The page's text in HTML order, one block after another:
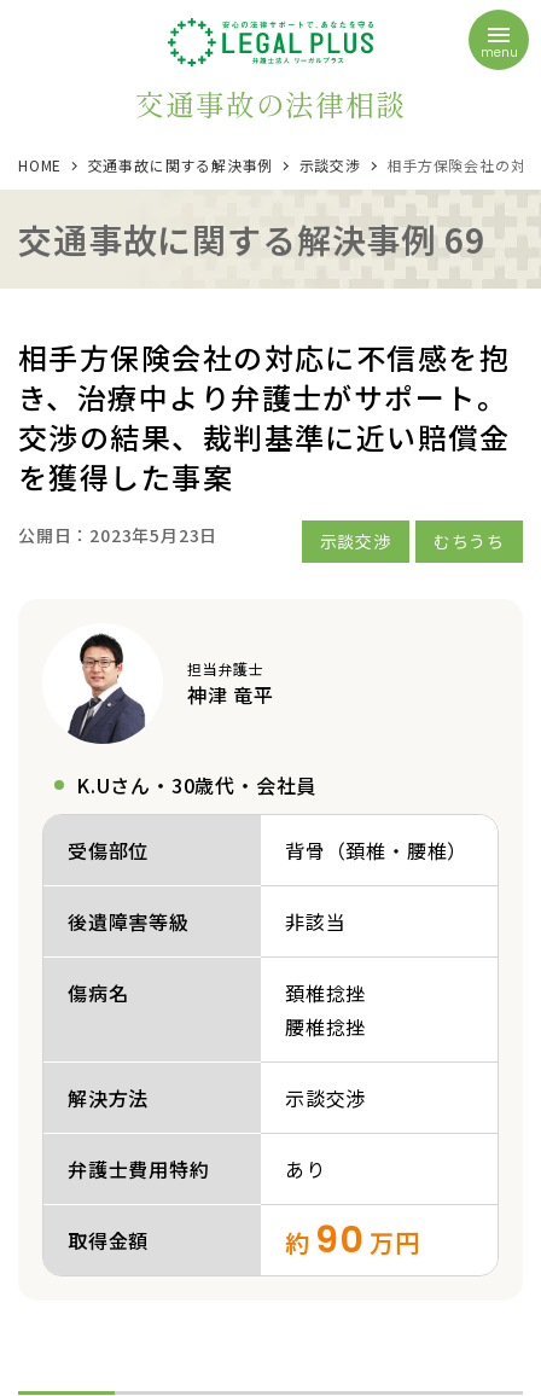
交通事故の法律相談
menu
HOME 交通事故に関する解決事例 示談交渉 相手方保険会社の対
交通事故に関する解決事例 69
相手方保険会社の対応に不信感を抱
き、治療中より弁護士がサポート。
交渉の結果、裁判基準に近い賠償金
を獲得した事案
公開日： 2023年5月23日 示談交渉 むちうち
担当弁護士
神津 竜平
K.Uさん・30歳代・会社員
受傷部位 背骨（頚椎・腰椎）
後遺障害等級 非該当
傷病名
頚椎捻挫
腰椎捻挫
解決方法 示談交渉
弁護士費用特約 あり
取得金額 約 90 万円